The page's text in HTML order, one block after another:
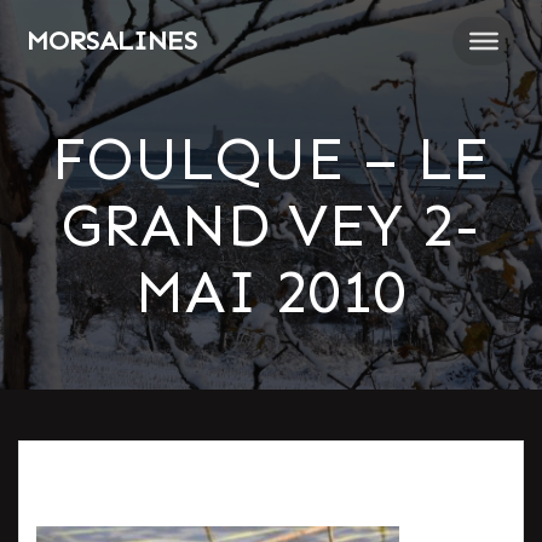
Passer
au
MORSALINES
FOULQUE – LE
GRAND VEY 2-
MAI 2010